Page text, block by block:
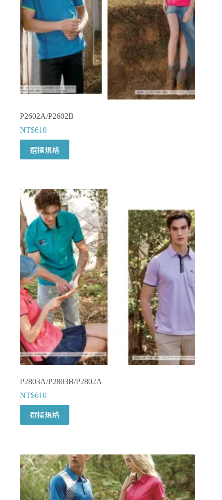
P2602A/P2602B
NT$610
選擇規格
產
多
種
款
式。
可
在
產
品
頁
面
選
擇
選
項
P2803A/P2803B/P2802A
NT$610
選擇規格
產
多
種
款
式。